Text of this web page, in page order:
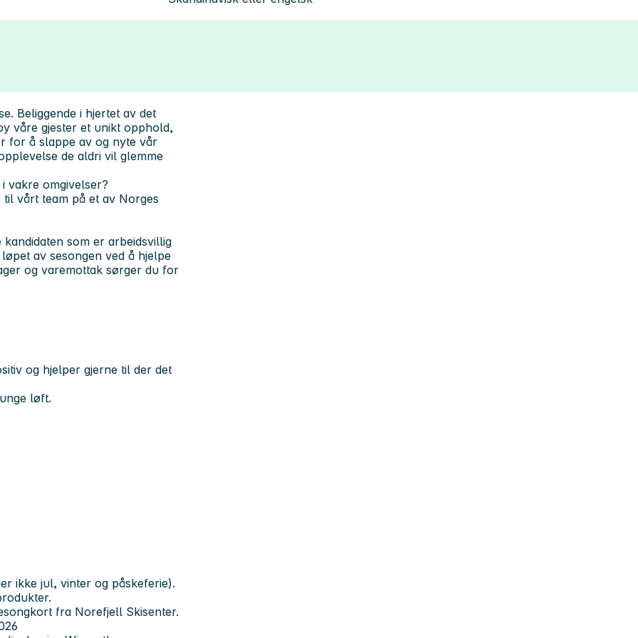
Beliggende i hjertet av det
våre gjester et unikt opphold,
for å slappe av og nyte vår
de aldri vil glemme
vakre omgivelser?
vårt team på et av Norges
som er arbeidsvillig
av sesongen ved å hjelpe
og varemottak sørger du for
og hjelper gjerne til der det
løft.
ikke jul, vinter og påskeferie).
fra Norefjell Skisenter.